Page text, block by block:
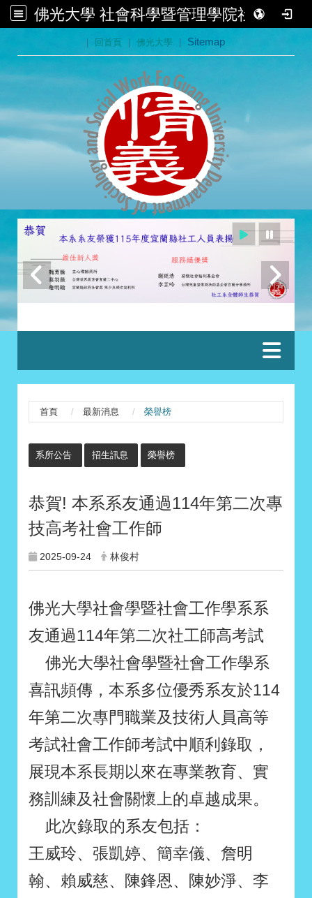
佛光大學 社會科學暨管理學院社會學系
| 回首頁 | 佛光大學 | Sitemap
首頁 最新消息 榮譽榜
系所公告 招生訊息 榮譽榜
恭賀! 本系系友通過114年第二次專
技高考社會工作師
2025-09-24 林俊村
佛光大學社會學暨社會工作學系系
友通過114年第二次社工師高考試
佛光大學社會學暨社會工作學系
喜訊頻傳，本系多位優秀系友於114
年第二次專門職業及技術人員高等
考試社會工作師考試中順利錄取，
展現本系長期以來在專業教育、實
務訓練及社會關懷上的卓越成果。
此次錄取的系友包括：
王威玲、張凱婷、簡幸儀、詹明
翰、賴威慈、陳鋒恩、陳妙淨、李